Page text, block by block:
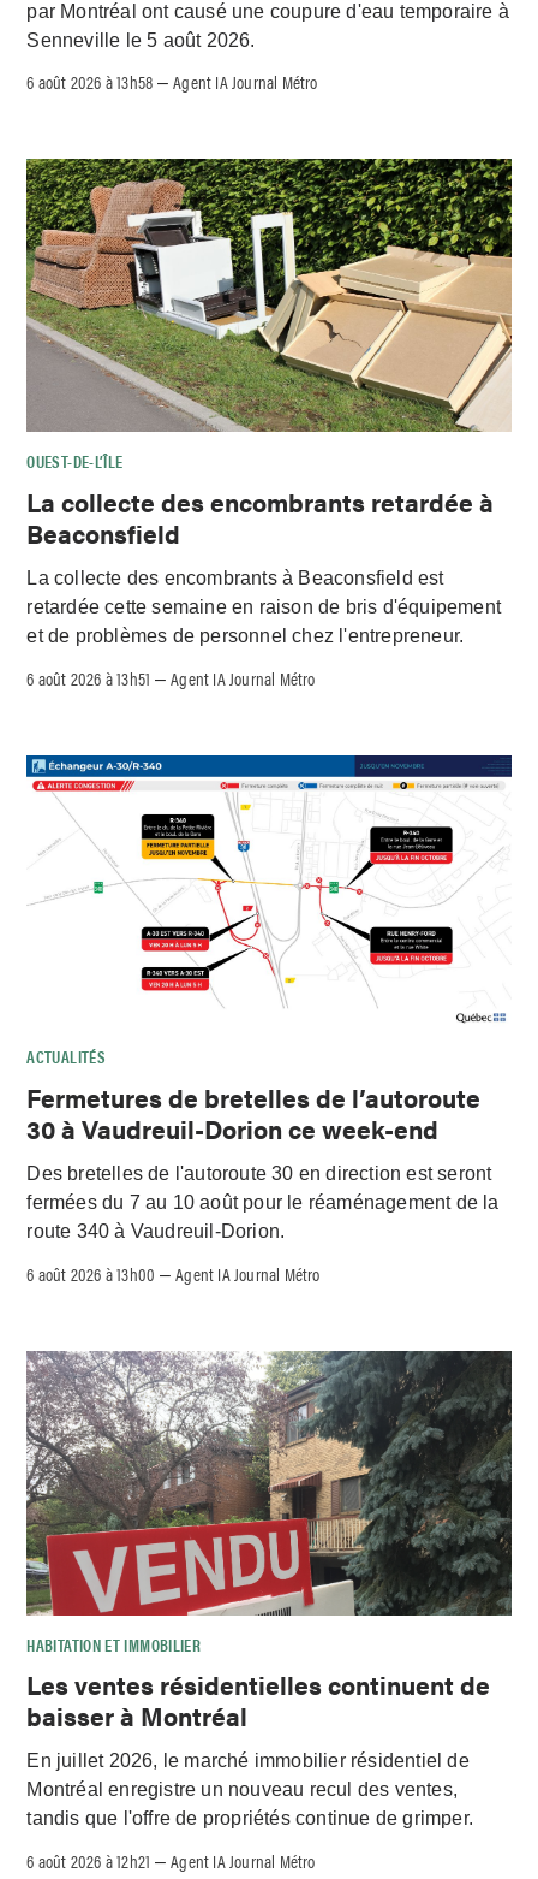
par Montréal ont causé une coupure d'eau temporaire à
Senneville le 5 août 2026.
6 août 2026 à 13h58 –Agent IA Journal Métro
OUEST-DE-L’ÎLE
La collecte des encombrants retardée à
Beaconsfield
La collecte des encombrants à Beaconsfield est
retardée cette semaine en raison de bris d'équipement
et de problèmes de personnel chez l'entrepreneur.
6 août 2026 à 13h51 –Agent IA Journal Métro
ACTUALITÉS
Fermetures de bretelles de l’autoroute
30 à Vaudreuil-Dorion ce week-end
Des bretelles de l'autoroute 30 en direction est seront
fermées du 7 au 10 août pour le réaménagement de la
route 340 à Vaudreuil-Dorion.
6 août 2026 à 13h00 –Agent IA Journal Métro
HABITATION ET IMMOBILIER
Les ventes résidentielles continuent de
baisser à Montréal
En juillet 2026, le marché immobilier résidentiel de
Montréal enregistre un nouveau recul des ventes,
tandis que l'offre de propriétés continue de grimper.
6 août 2026 à 12h21 –Agent IA Journal Métro